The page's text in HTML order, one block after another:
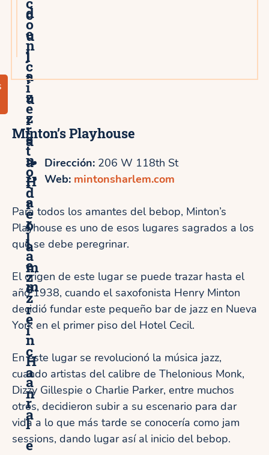
c
u
l
t
u
r
a
a
f
r
o
a
m
e
r
i
c
a
n
a
o
n
c
i
e
r
t
o
d
e
j
a
z
z
e
n
H
a
r
l
e
d
e
j
a
z
z
e
n
H
a
r
l
e
m
Minton’s Playhouse
Dirección: 206 W 118th St
Web: mintonsharlem.com
Para todos los amantes del bebop, Minton’s
Playhouse es uno de esos lugares sagrados a los
que se debe peregrinar.
El origen de este lugar se puede trazar hasta el
año 1938, cuando el saxofonista Henry Minton
decidió fundar este pequeño bar de jazz en Nueva
York en el primer piso del Hotel Cecil.
En este lugar se revolucionó la música jazz,
cuando artistas del calibre de Thelonious Monk,
Dizzy Gillespie o Charlie Parker, entre muchos
otros, decidieron subir a su escenario para dar
vida a lo que más tarde se conocería como jam
sessions, dando lugar así al inicio del bebop.